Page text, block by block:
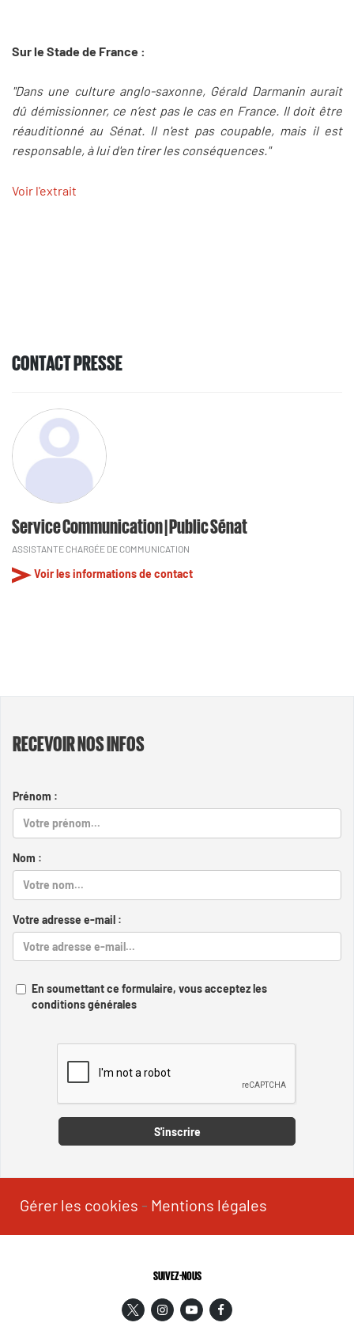
Sur le Stade de France :
"Dans une culture anglo-saxonne, Gérald Darmanin aurait
dû démissionner, ce n’est pas le cas en France. Il doit être
réauditionné au Sénat. Il n'est pas coupable, mais il est
responsable, à lui d'en tirer les conséquences."
Voir l'extrait
CONTACT PRESSE
Service Communication | Public Sénat
ASSISTANTE CHARGÉE DE COMMUNICATION
Voir les informations de contact
RECEVOIR NOS INFOS
Prénom :
Nom :
Votre adresse e-mail :
En soumettant ce formulaire, vous acceptez les
conditions générales
S'inscrire
Gérer les cookies - Mentions légales
SUIVEZ-NOUS